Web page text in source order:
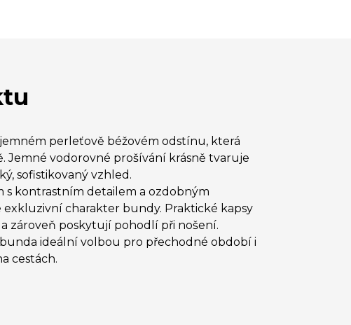
perleťově béžovém odstínu, která
Jemné vodorovné prošívání krásně tvaruje
sofistikovaný vzhled.
s kontrastním detailem a ozdobným
charakter bundy. Praktické kapsy
zároveň poskytují pohodlí při nošení.
ideální volbou pro přechodné období i
cestách.